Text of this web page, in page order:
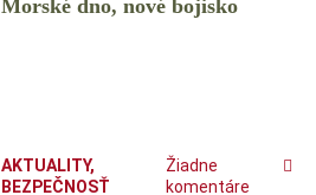
Morské dno, nové bojisko
AKTUALITY,
BEZPEČNOSŤ
Žiadne
komentáre